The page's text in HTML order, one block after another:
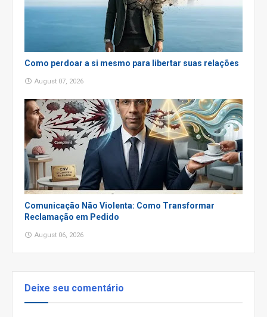
Como perdoar a si mesmo para libertar suas relações
August 07, 2026
Comunicação Não Violenta: Como Transformar
Reclamação em Pedido
August 06, 2026
Deixe seu comentário